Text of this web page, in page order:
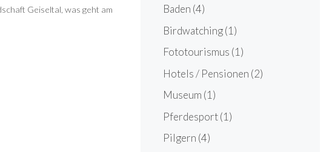
Geiseltal ,was geht am
Baden (4)
Birdwatching(1)
Fototourismus (1)
Hotels / Pensionen (2)
Museum (1)
Pferdesport(1)
Pilgern (4)